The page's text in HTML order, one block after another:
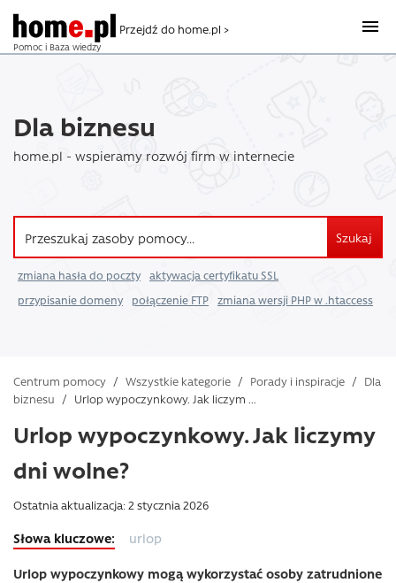
Pomoc i Baza wiedzy
Przejdź do home.pl >
Dla biznesu
home.pl - wspieramy rozwój firm w internecie
Szukaj
zmiana hasła do poczty
aktywacja certyfikatu SSL
przypisanie domeny
połączenie FTP zmiana wersji PHP w .htaccess
Centrum pomocy / Wszystkie kategorie / Porady i inspiracje / Dla
biznesu / Urlop wypoczynkowy. Jak liczym ...
Urlop wypoczynkowy. Jak liczymy
dni wolne?
Ostatnia aktualizacja: 2 stycznia 2026
urlop
Urlop wypoczynkowy mogą wykorzystać osoby zatrudnione